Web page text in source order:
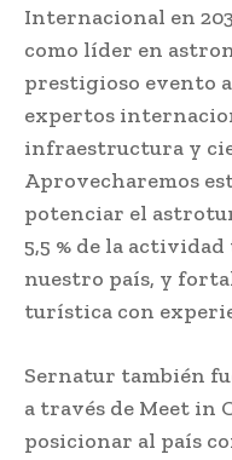
Internacional en
como líder en
prestigioso evento
expertos
infraestructura y
Aprovecharemos
potenciar el
5,5 % de la
nuestro país, y
turística con
Sernatur también
a través de Meet in
posicionar al país